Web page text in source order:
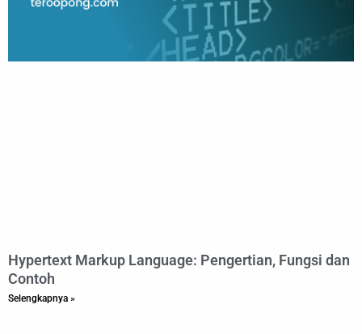
Hypertext Markup Language: Pengertian, Fungsi dan
Contoh
Selengkapnya »